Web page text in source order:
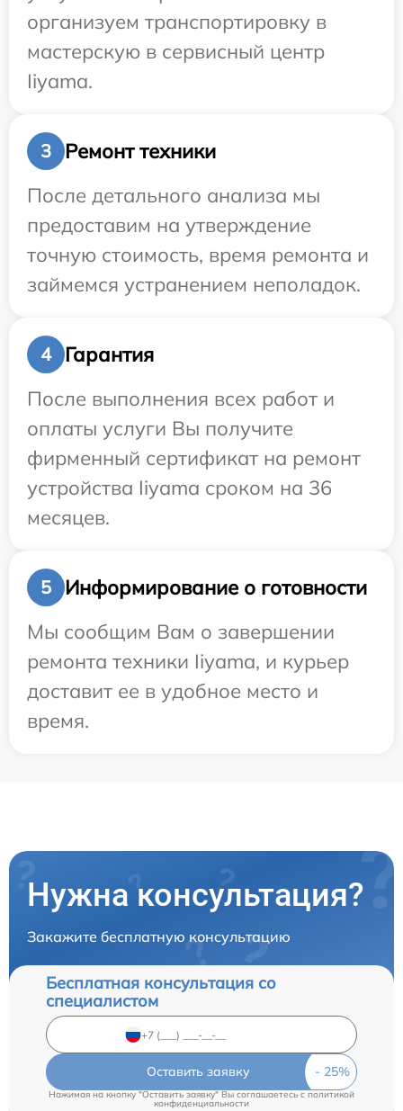
организуем транспортировку в
мастерскую в сервисный центр
Iiyama.
3
Ремонт техники
После детального анализа мы
предоставим на утверждение
точную стоимость, время ремонта и
займемся устранением неполадок.
4
Гарантия
После выполнения всех работ и
оплаты услуги Вы получите
фирменный сертификат на ремонт
устройства Iiyama сроком на 36
месяцев.
5
Информирование о готовности
Мы сообщим Вам о завершении
ремонта техники Iiyama, и курьер
доставит ее в удобное место и
время.
Нужна консультация?
Закажите бесплатную консультацию
Бесплатная консультация со
специалистом
Оставить заявку
Нажимая на кнопку "Оставить заявку" Вы соглашаетесь c политикой
конфиденциальности